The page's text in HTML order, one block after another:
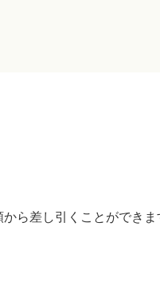
ら差し引くことができま